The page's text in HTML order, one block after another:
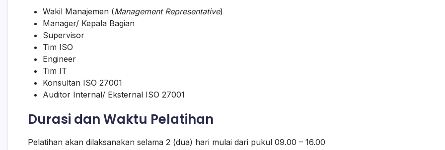
Wakil Manajemen (Management Representative)
Manager/ Kepala Bagian
Supervisor
Tim ISO
Engineer
Tim IT
Konsultan ISO 27001
Auditor Internal/ Eksternal ISO 27001
Durasi dan Waktu Pelatihan
Pelatihan akan dilaksanakan selama 2 (dua) hari mulai dari pukul 09.00 – 16.00